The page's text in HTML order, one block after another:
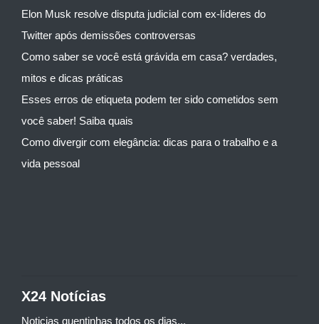
Elon Musk resolve disputa judicial com ex-líderes do
Twitter após demissões controversas
Como saber se você está grávida em casa? verdades,
mitos e dicas práticas
Esses erros de etiqueta podem ter sido cometidos sem
você saber! Saiba quais
Como divergir com elegância: dicas para o trabalho e a
vida pessoal
X24 Notícias
Noticias quentinhas todos os dias...